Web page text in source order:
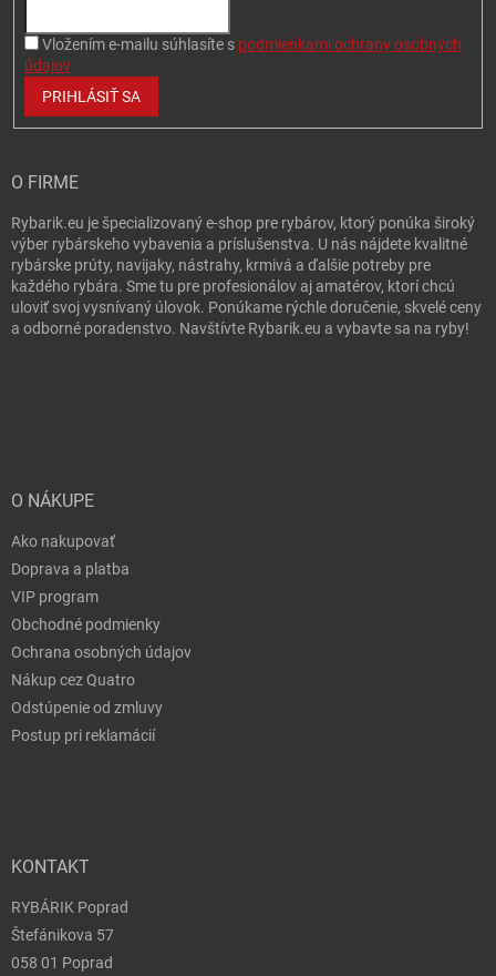
Vložením e-mailu súhlasíte s podmienkami ochrany osobných
údajov
PRIHLÁSIŤ SA
O FIRME
Rybarik.eu je špecializovaný e-shop pre rybárov, ktorý ponúka široký
výber rybárskeho vybavenia a príslušenstva. U nás nájdete kvalitné
rybárske prúty, navijaky, nástrahy, krmivá a ďalšie potreby pre
každého rybára. Sme tu pre profesionálov aj amatérov, ktorí chcú
uloviť svoj vysnívaný úlovok. Ponúkame rýchle doručenie, skvelé ceny
a odborné poradenstvo. Navštívte Rybarik.eu a vybavte sa na ryby!
O NÁKUPE
Ako nakupovať
Doprava a platba
VIP program
Obchodné podmienky
Ochrana osobných údajov
Nákup cez Quatro
Odstúpenie od zmluvy
Postup pri reklamácií
KONTAKT
RYBÁRIK Poprad
Štefánikova 57
058 01 Poprad